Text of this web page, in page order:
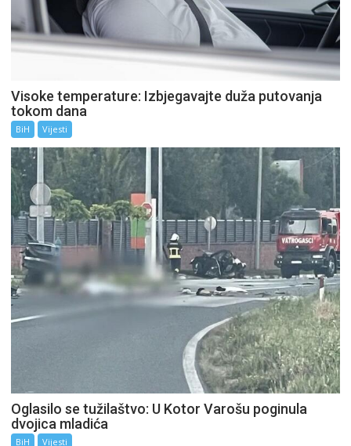
Visoke temperature: Izbjegavajte duža putovanja
tokom dana
BiH Vijesti
Oglasilo se tužilaštvo: U Kotor Varošu poginula
dvojica mladića
BiH Vijesti